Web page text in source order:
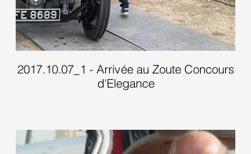
2017.10.07_1 - Arrivée au Zoute Concours
d'Elegance